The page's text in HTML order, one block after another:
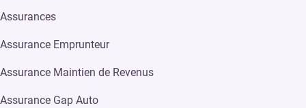
Assurances
Assurance Emprunteur
Assurance Maintien de Revenus
Assurance Gap Auto